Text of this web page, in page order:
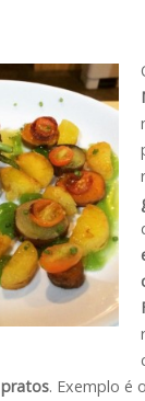
. Exemplo é o